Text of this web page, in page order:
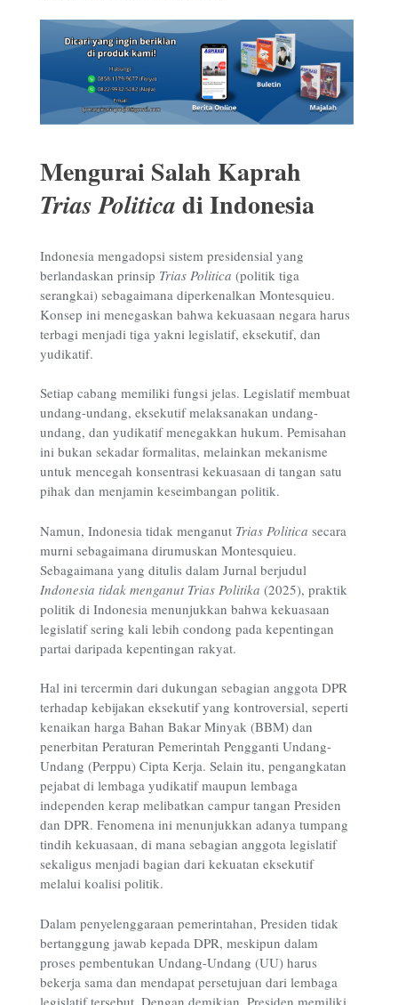
Mengurai Salah Kaprah
Trias Politica di Indonesia
Indonesia mengadopsi sistem presidensial yang
berlandaskan prinsip Trias Politica (politik tiga
serangkai) sebagaimana diperkenalkan Montesquieu.
Konsep ini menegaskan bahwa kekuasaan negara harus
terbagi menjadi tiga yakni legislatif, eksekutif, dan
yudikatif.
Setiap cabang memiliki fungsi jelas. Legislatif membuat
undang-undang, eksekutif melaksanakan undang-
undang, dan yudikatif menegakkan hukum. Pemisahan
ini bukan sekadar formalitas, melainkan mekanisme
untuk mencegah konsentrasi kekuasaan di tangan satu
pihak dan menjamin keseimbangan politik.
Namun, Indonesia tidak menganut Trias Politica secara
murni sebagaimana dirumuskan Montesquieu.
Sebagaimana yang ditulis dalam Jurnal berjudul
Indonesia tidak menganut Trias Politika (2025), praktik
politik di Indonesia menunjukkan bahwa kekuasaan
legislatif sering kali lebih condong pada kepentingan
partai daripada kepentingan rakyat.
Hal ini tercermin dari dukungan sebagian anggota DPR
terhadap kebijakan eksekutif yang kontroversial, seperti
kenaikan harga Bahan Bakar Minyak (BBM) dan
penerbitan Peraturan Pemerintah Pengganti Undang-
Undang (Perppu) Cipta Kerja. Selain itu, pengangkatan
pejabat di lembaga yudikatif maupun lembaga
independen kerap melibatkan campur tangan Presiden
dan DPR. Fenomena ini menunjukkan adanya tumpang
tindih kekuasaan, di mana sebagian anggota legislatif
sekaligus menjadi bagian dari kekuatan eksekutif
melalui koalisi politik.
Dalam penyelenggaraan pemerintahan, Presiden tidak
bertanggung jawab kepada DPR, meskipun dalam
proses pembentukan Undang-Undang (UU) harus
bekerja sama dan mendapat persetujuan dari lembaga
legislatif tersebut. Dengan demikian, Presiden memiliki